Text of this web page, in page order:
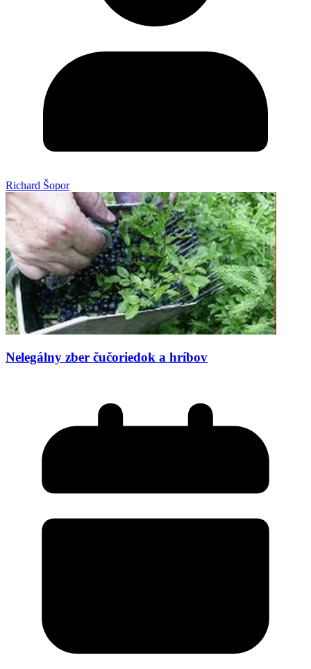
Richard Šopor
Nelegálny zber čučoriedok a hríbov